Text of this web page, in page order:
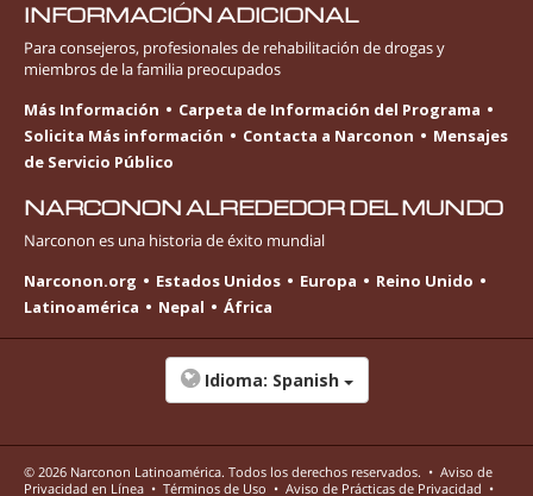
INFORMACIÓN ADICIONAL
Para consejeros, profesionales de rehabilitación de drogas y
miembros de la familia preocupados
Más Información
Carpeta de Información del Programa
Solicita Más información
Contacta a Narconon
Mensajes
de Servicio Público
NARCONON ALREDEDOR DEL MUNDO
Narconon es una historia de éxito mundial
Narconon.org
Estados Unidos Europa
Reino Unido
Latinoamérica
Nepal África
Idioma: Spanish
© 2026 Narconon Latinoamérica. Todos los derechos reservados. • Aviso de
Privacidad en Línea • Términos de Uso • Aviso de Prácticas de Privacidad •